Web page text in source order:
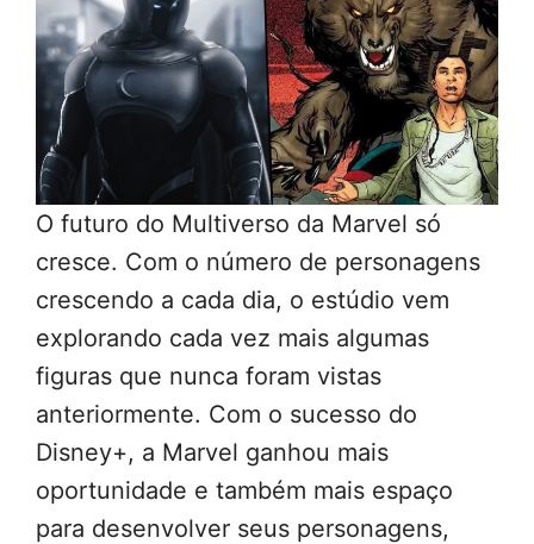
O futuro do Multiverso da Marvel só
cresce. Com o número de personagens
crescendo a cada dia, o estúdio vem
explorando cada vez mais algumas
figuras que nunca foram vistas
anteriormente. Com o sucesso do
Disney+, a Marvel ganhou mais
oportunidade e também mais espaço
para desenvolver seus personagens,